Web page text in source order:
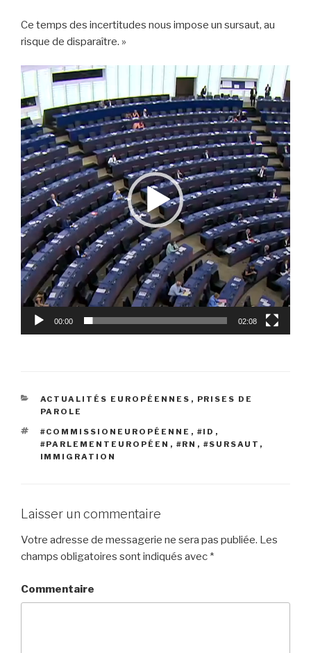
Ce temps des incertitudes nous impose un sursaut, au
risque de disparaître. »
Lecteur
vidéo
00:00 02:08
CATÉGORIES
ACTUALITÉS EUROPÉENNES , PRISES DE
PAROLE
ÉTIQUETTES
#COMMISSIONEUROPÉENNE , #ID ,
#PARLEMENTEUROPÉEN , #RN , #SURSAUT ,
IMMIGRATION
Laisser un commentaire
Votre adresse de messagerie ne sera pas publiée. Les
champs obligatoires sont indiqués avec *
Commentaire